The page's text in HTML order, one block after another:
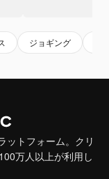
ジョギング
ットフォーム。クリ
万人以上が利用し